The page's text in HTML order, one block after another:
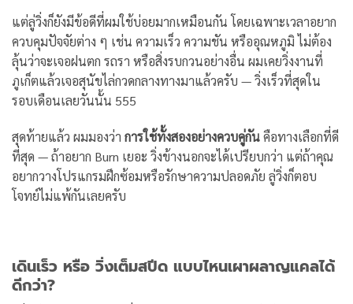
แต่ลู่วิ่งก็ยังมีข้อดีที่ผมใช้บ่อยมากเหมือนกัน โดยเฉพาะเวลาอยาก
ควบคุมปัจจัยต่าง ๆ เช่น ความเร็ว ความชัน หรืออุณหภูมิ ไม่ต้อง
ลุ้นว่าจะเจอฝนตก รถรา หรือสิ่งรบกวนอย่างอื่น ผมเคยวิ่งงานที่
ภูเก็ตแล้วเจอสุนัขไล่กวดกลางทางมาแล้วครับ — วิ่งเร็วที่สุดใน
รอบเดือนเลยวันนั้น 555
สุดท้ายแล้ว ผมมองว่า การใช้ทั้งสองอย่างควบคู่กันคือทางเลือกที่ดี
ที่สุด — ถ้าอยาก Burn เยอะ วิ่งข้างนอกจะได้เปรียบกว่า แต่ถ้าคุณ
อยากวางโปรแกรมฝึกซ้อมหรือรักษาความปลอดภัย ลู่วิ่งก็ตอบ
โจทย์ไม่แพ้กันเลยครับ
เดินเร็ว หรือ วิ่งเต็มสปีด แบบไหนเผาผลาญแคลได้
ดีกว่า?